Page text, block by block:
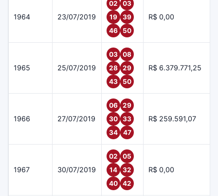
1964 23/07/2019
02
03
19
39
46
50
R$ 0,00
1965 25/07/2019
03
08
28
29
43
50
R$ 6.379.771,25
1966 27/07/2019
06
29
30
33
34
47
R$ 259.591,07
1967 30/07/2019
02
05
14
32
40
42
R$ 0,00